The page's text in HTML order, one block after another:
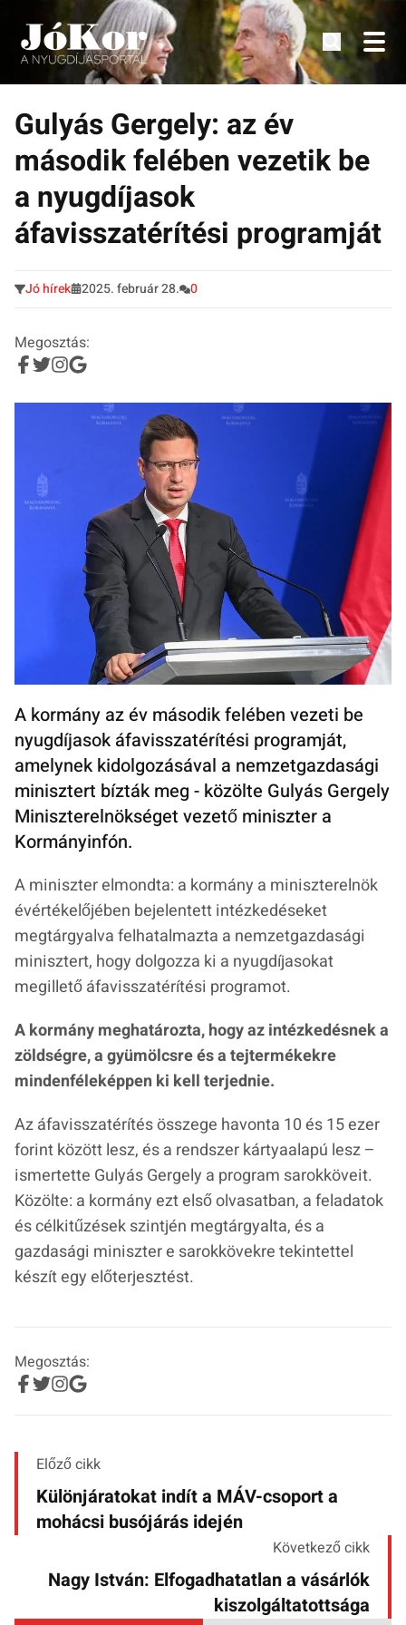
Tovább
tartalomra
Tudnivalók, érdekességek idősek számára.
Gulyás Gergely: az év
második felében vezetik be
a nyugdíjasok
áfavisszatérítési programját
Jó hírek 2025. február 28. 0
Megosztás:
A kormány az év második felében vezeti be
nyugdíjasok áfavisszatérítési programját,
amelynek kidolgozásával a nemzetgazdasági
minisztert bízták meg - közölte Gulyás Gergely
Miniszterelnökséget vezető miniszter a
Kormányinfón.
A miniszter elmondta: a kormány a miniszterelnök
évértékelőjében bejelentett intézkedéseket
megtárgyalva felhatalmazta a nemzetgazdasági
minisztert, hogy dolgozza ki a nyugdíjasokat
megillető áfavisszatérítési programot.
A kormány meghatározta, hogy az intézkedésnek a
zöldségre, a gyümölcsre és a tejtermékekre
mindenféleképpen ki kell terjednie.
Az áfavisszatérítés összege havonta 10 és 15 ezer
forint között lesz, és a rendszer kártyaalapú lesz –
ismertette Gulyás Gergely a program sarokköveit.
Közölte: a kormány ezt első olvasatban, a feladatok
és célkitűzések szintjén megtárgyalta, és a
gazdasági miniszter e sarokkövekre tekintettel
készít egy előterjesztést.
Megosztás:
Előző cikk
Különjáratokat indít a MÁV-csoport a
mohácsi busójárás idején
Következő cikk
Nagy István: Elfogadhatatlan a vásárlók
kiszolgáltatottsága